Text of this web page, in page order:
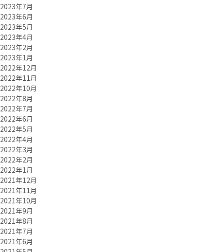
2023年7月
2023年6月
2023年5月
2023年4月
2023年2月
2023年1月
2022年12月
2022年11月
2022年10月
2022年8月
2022年7月
2022年6月
2022年5月
2022年4月
2022年3月
2022年2月
2022年1月
2021年12月
2021年11月
2021年10月
2021年9月
2021年8月
2021年7月
2021年6月